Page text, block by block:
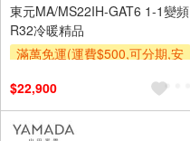
東元MA/MS22IH-GAT6 1-1變頻
R32冷暖精品
滿萬免運(運費$500,可分期,安
及使用6期以上分期0利率,需付
基本安裝運費)
滿額折$500
$22,900